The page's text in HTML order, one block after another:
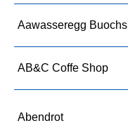
Aawasseregg Buochs
AB&C Coffe Shop
Abendrot